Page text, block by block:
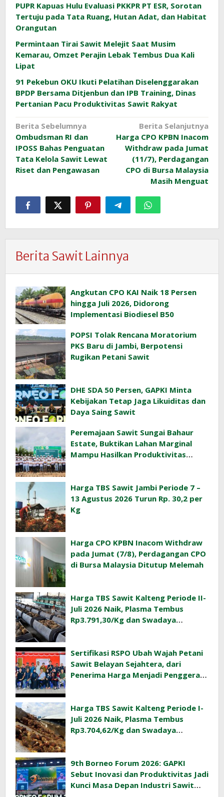
PUPR Kapuas Hulu Evaluasi PKKPR PT ESR, Sorotan
Tertuju pada Tata Ruang, Hutan Adat, dan Habitat
Orangutan
Permintaan Tirai Sawit Melejit Saat Musim
Kemarau, Omzet Perajin Lebak Tembus Dua Kali
Lipat
91 Pekebun OKU Ikuti Pelatihan Diselenggarakan
BPDP Bersama Ditjenbun dan IPB Training, Dinas
Pertanian Pacu Produktivitas Sawit Rakyat
Navigasi
pos
Berita Sebelumnya
Ombudsman RI dan
IPOSS Bahas Penguatan
Tata Kelola Sawit Lewat
Riset dan Pengawasan
Berita Selanjutnya
Harga CPO KPBN Inacom
Withdraw pada Jumat
(11/7), Perdagangan
CPO di Bursa Malaysia
Masih Menguat
Berita Sawit Lainnya
Angkutan CPO KAI Naik 18 Persen
hingga Juli 2026, Didorong
Implementasi Biodiesel B50
POPSI Tolak Rencana Moratorium
PKS Baru di Jambi, Berpotensi
Rugikan Petani Sawit
DHE SDA 50 Persen, GAPKI Minta
Kebijakan Tetap Jaga Likuiditas dan
Daya Saing Sawit
Peremajaan Sawit Sungai Bahaur
Estate, Buktikan Lahan Marginal
Mampu Hasilkan Produktivitas
Harga TBS Sawit Jambi Periode 7 –
13 Agustus 2026 Turun Rp. 30,2 per
Kg
Harga CPO KPBN Inacom Withdraw
pada Jumat (7/8), Perdagangan CPO
di Bursa Malaysia Ditutup Melemah
Harga TBS Sawit Kalteng Periode II-
Juli 2026 Naik, Plasma Tembus
Rp3.791,30/Kg dan Swadaya
Sertifikasi RSPO Ubah Wajah Petani
Sawit Belayan Sejahtera, dari
Penerima Harga Menjadi Penggerak
Harga TBS Sawit Kalteng Periode I-
Juli 2026 Naik, Plasma Tembus
Rp3.704,62/Kg dan Swadaya
9th Borneo Forum 2026: GAPKI
Sebut Inovasi dan Produktivitas Jadi
Kunci Masa Depan Industri Sawit